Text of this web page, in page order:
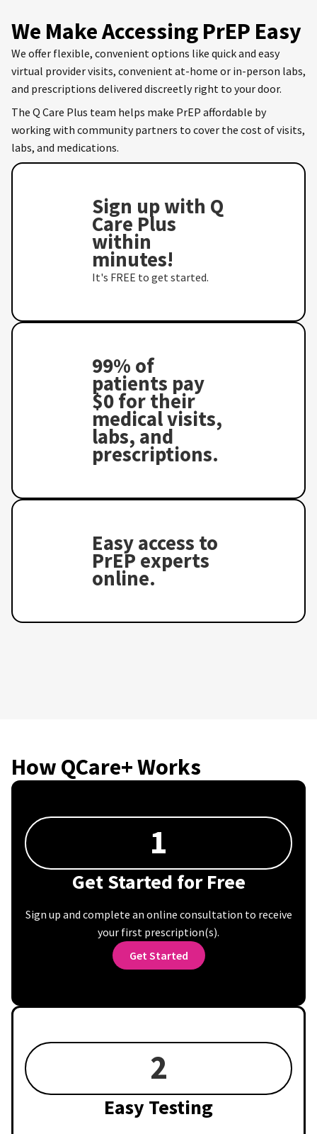
We Make Accessing PrEP Easy
We offer flexible, convenient options like quick and easy
virtual provider visits, convenient at-home or in-person labs,
and prescriptions delivered discreetly right to your door.
The Q Care Plus team helps make PrEP affordable by
working with community partners to cover the cost of visits,
labs, and medications.
Sign up with Q
Care Plus
within
minutes!
It's FREE to get started.
99% of
patients pay
$0 for their
medical visits,
labs, and
prescriptions.
Easy access to
PrEP experts
online.
How QCare+ Works
1
Get Started for Free
Sign up and complete an online consultation to receive
your first prescription(s).
Get Started
2
Easy Testing